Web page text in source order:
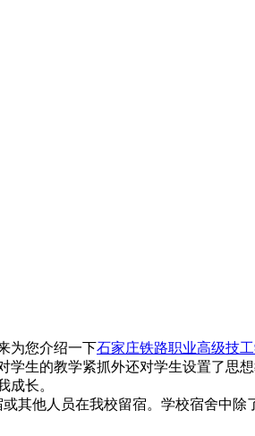
为您介绍一下石家庄铁路职业高级技
生的教学紧抓外还对学生设置了思
成长。
他人员在我校留宿。学校宿舍中除